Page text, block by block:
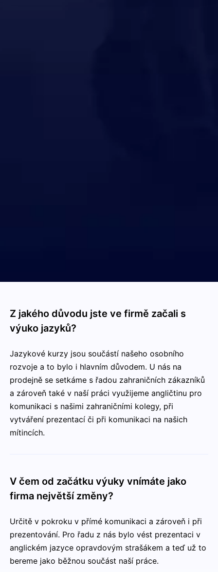
Z jakého důvodu jste ve firmě začali s
výuko jazyků?
Jazykové kurzy jsou součástí našeho osobního
rozvoje a to bylo i hlavním důvodem. U nás na
prodejně se setkáme s řadou zahraničních zákazníků
a zároveň také v naší práci využijeme angličtinu pro
komunikaci s našimi zahraničními kolegy, při
vytváření prezentací či při komunikaci na našich
mítincích.
V čem od začátku výuky vnímáte jako
firma největší změny?
Určitě v pokroku v přímé komunikaci a zároveň i při
prezentování. Pro řadu z nás bylo vést prezentaci v
anglickém jazyce opravdovým strašákem a teď už to
bereme jako běžnou součást naší práce.